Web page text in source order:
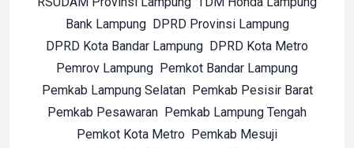
Bank Lampung DPRD Provinsi Lampung
DPRD Kota Bandar Lampung DPRD Kota Metro
Pemrov Lampung Pemkot Bandar Lampung
Pemkab Lampung Selatan Pemkab Pesisir Barat
Pemkab Pesawaran Pemkab Lampung Tengah
Pemkot Kota Metro Pemkab Mesuji